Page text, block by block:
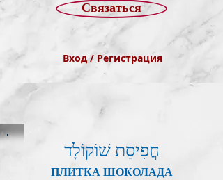
Связаться
Вход / Регистрация
חֲפִיסַת שׁוֹקוֹלָד
ПЛИТКА ШОКОЛАДА